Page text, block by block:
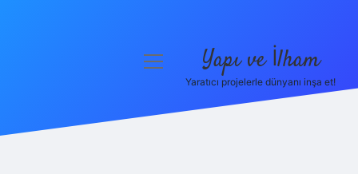
menüyü
Yapı ve İlham
Yaratıcı projelerle dünyanı inşa et!